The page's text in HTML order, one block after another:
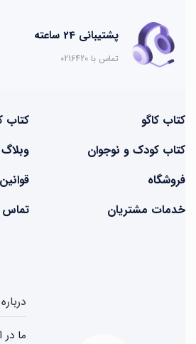
پشتیبانی 24 ساعته
تماس با 0216420
کتاب کاگو
کتاب کودک و نوجوان
وبلاگ
فروشگاه
خدمات مشتریان
تماس
ما